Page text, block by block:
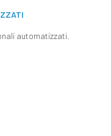
automatizzati.